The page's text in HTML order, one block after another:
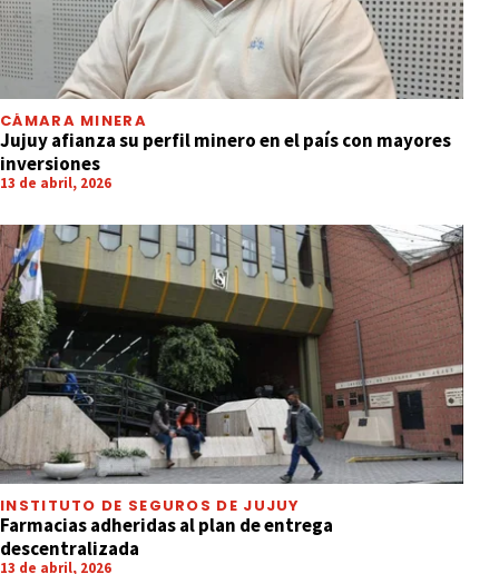
CÁMARA MINERA
Jujuy afianza su perfil minero en el país con mayores
inversiones
13 de abril, 2026
INSTITUTO DE SEGUROS DE JUJUY
Farmacias adheridas al plan de entrega
descentralizada
13 de abril, 2026